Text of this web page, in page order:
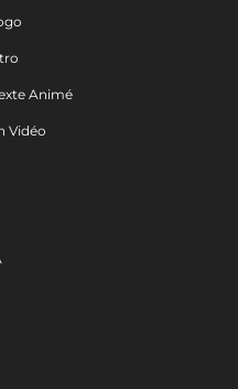
Animé
Vidéo